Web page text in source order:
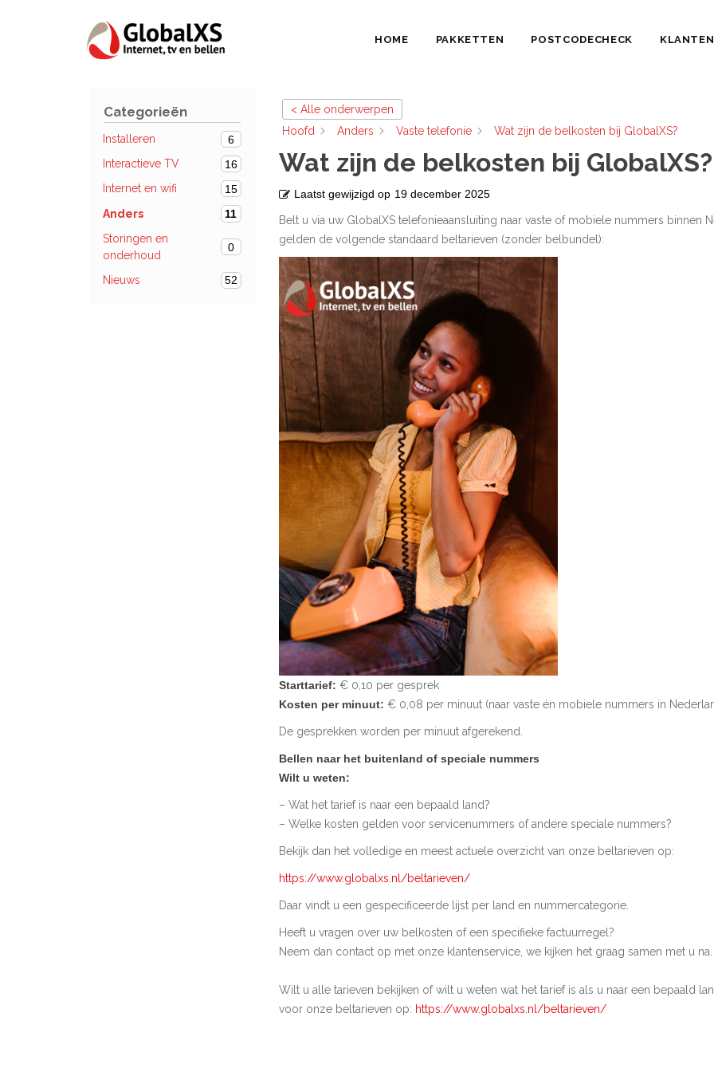
HOME PAKKETTEN POSTCODECHECK
Categorieën
Installeren
6
Interactieve TV
16
Internet en wifi
15
Anders
11
Storingen en
onderhoud
0
Nieuws 52
< Alle onderwerpen
Hoofd
Anders Vaste telefonie Wat zijn de belkosten bij GlobalXS?
Wat zijn de belkosten bij GlobalXS?
Laatst gewijzigd op 19 december 2025
Belt u via uw GlobalXS telefonieaansluiting naar vaste of mobiele nummers binnen
gelden de volgende standaard beltarieven (zonder belbundel):
Starttarief: € 0,10 per gesprek
Kosten per minuut: € 0,08 per minuut (naar vaste én mobiele nummers in
De gesprekken worden per minuut afgerekend.
Bellen naar het buitenland of speciale nummers
Wilt u weten:
– Wat het tarief is naar een bepaald land?
– Welke kosten gelden voor servicenummers of andere speciale nummers?
Bekijk dan het volledige en meest actuele overzicht van onze beltarieven op:
https://www.globalxs.nl/beltarieven/
Daar vindt u een gespecificeerde lijst per land en nummercategorie.
Heeft u vragen over uw belkosten of een specifieke factuurregel?
Neem dan contact op met onze klantenservice, we kijken het graag samen met u na.
Wilt u alle tarieven bekijken of wilt u weten wat het tarief is als u naar een bepaald
voor onze beltarieven op: https://www.globalxs.nl/beltarieven/